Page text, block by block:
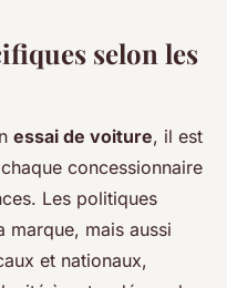
selon les
essai de voiture, il est
concessionnaire
Les politiques
marque, mais aussi
et nationaux,